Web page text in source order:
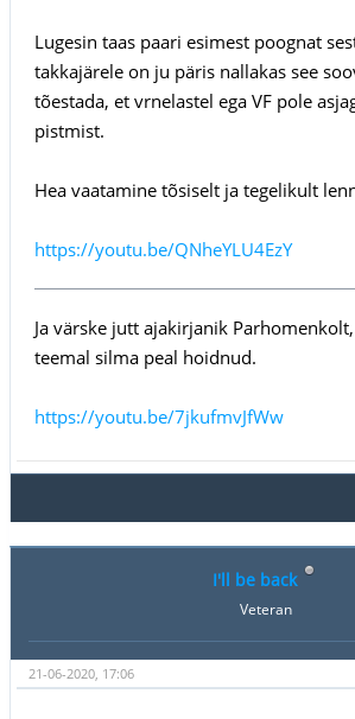
Lugesin taas paari esimest poognat
takkajärele on ju päris nallakas see
tõestada, et vrnelastel ega VF pole
pistmist.
Hea vaatamine tõsiselt ja tegelikult
https://youtu.be/QNheYLU4EzY
Ja värske jutt ajakirjanik
teemal silma peal hoidnud.
https://youtu.be/7jkufmvJfWw
I'll be back
Veteran
21-06-2020, 17:06